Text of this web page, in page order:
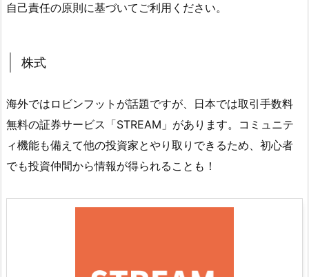
自己責任の原則に基づいてご利用ください。
株式
海外ではロビンフットが話題ですが、日本では取引手数料
無料の証券サービス「STREAM」があります。コミュニテ
ィ機能も備えて他の投資家とやり取りできるため、初心者
でも投資仲間から情報が得られることも！